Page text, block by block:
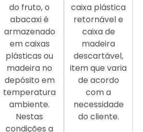
do fruto, o
abacaxi é
armazenado
em caixas
plásticas ou
madeira no
depósito em
temperatura
ambiente.
Nestas
condições a
caixa plástica
retornável e
caixa de
madeira
descartável,
item que varia
de acordo
com a
necessidade
do cliente.